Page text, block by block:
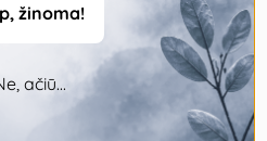
JRL 2020T GALVUTĖ
(SIDABRINĖ)
€
žinoma!
ačiū...